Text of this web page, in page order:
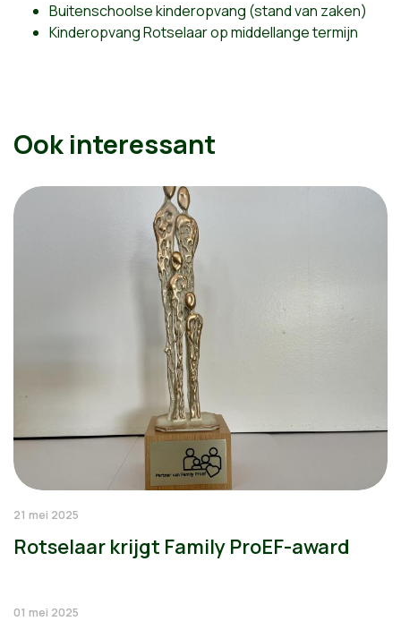
Buitenschoolse kinderopvang (stand van zaken)
Kinderopvang Rotselaar op middellange termijn
Ook interessant
21 mei 2025
Rotselaar krijgt Family ProEF-award
01 mei 2025